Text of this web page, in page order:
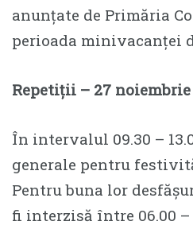
anunțate de Primăria
perioada minivacanței
Repetiții – 27 noiembrie
În intervalul 09.30 –
generale pentru
Pentru buna lor
fi interzisă între 06.00 –